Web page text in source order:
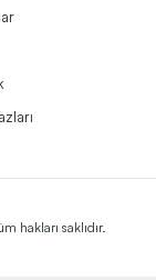
hakları saklıdır.